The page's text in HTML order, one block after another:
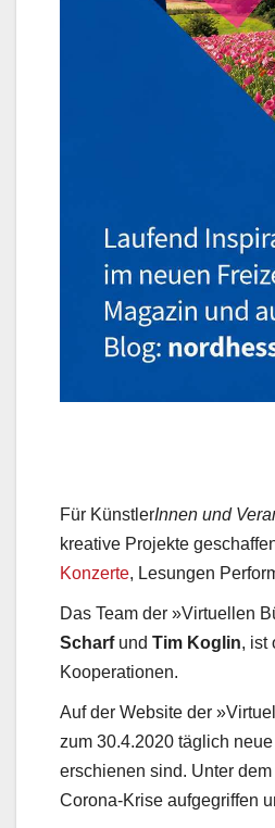
Für KünstlerInnen und
kreative Projekte
Konzerte, Lesungen
Das Team der »Virtuellen
Scharfund Tim Koglin, ist
Kooperationen.
Auf der Website der
zum 30.4.2020 täglich
erschienen sind. Unter
Corona-Krise aufgegriffen